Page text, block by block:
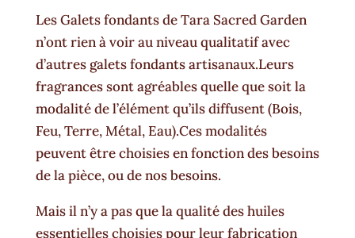
Les Galets fondants de Tara Sacred Garden
n’ont rien à voir au niveau qualitatif avec
d’autres galets fondants artisanaux.Leurs
fragrances sont agréables quelle que soit la
modalité de l’élément qu’ils diffusent (Bois,
Feu, Terre, Métal, Eau).Ces modalités
peuvent être choisies en fonction des besoins
de la pièce, ou de nos besoins.
Mais il n’y a pas que la qualité des huiles
essentielles choisies pour leur fabrication